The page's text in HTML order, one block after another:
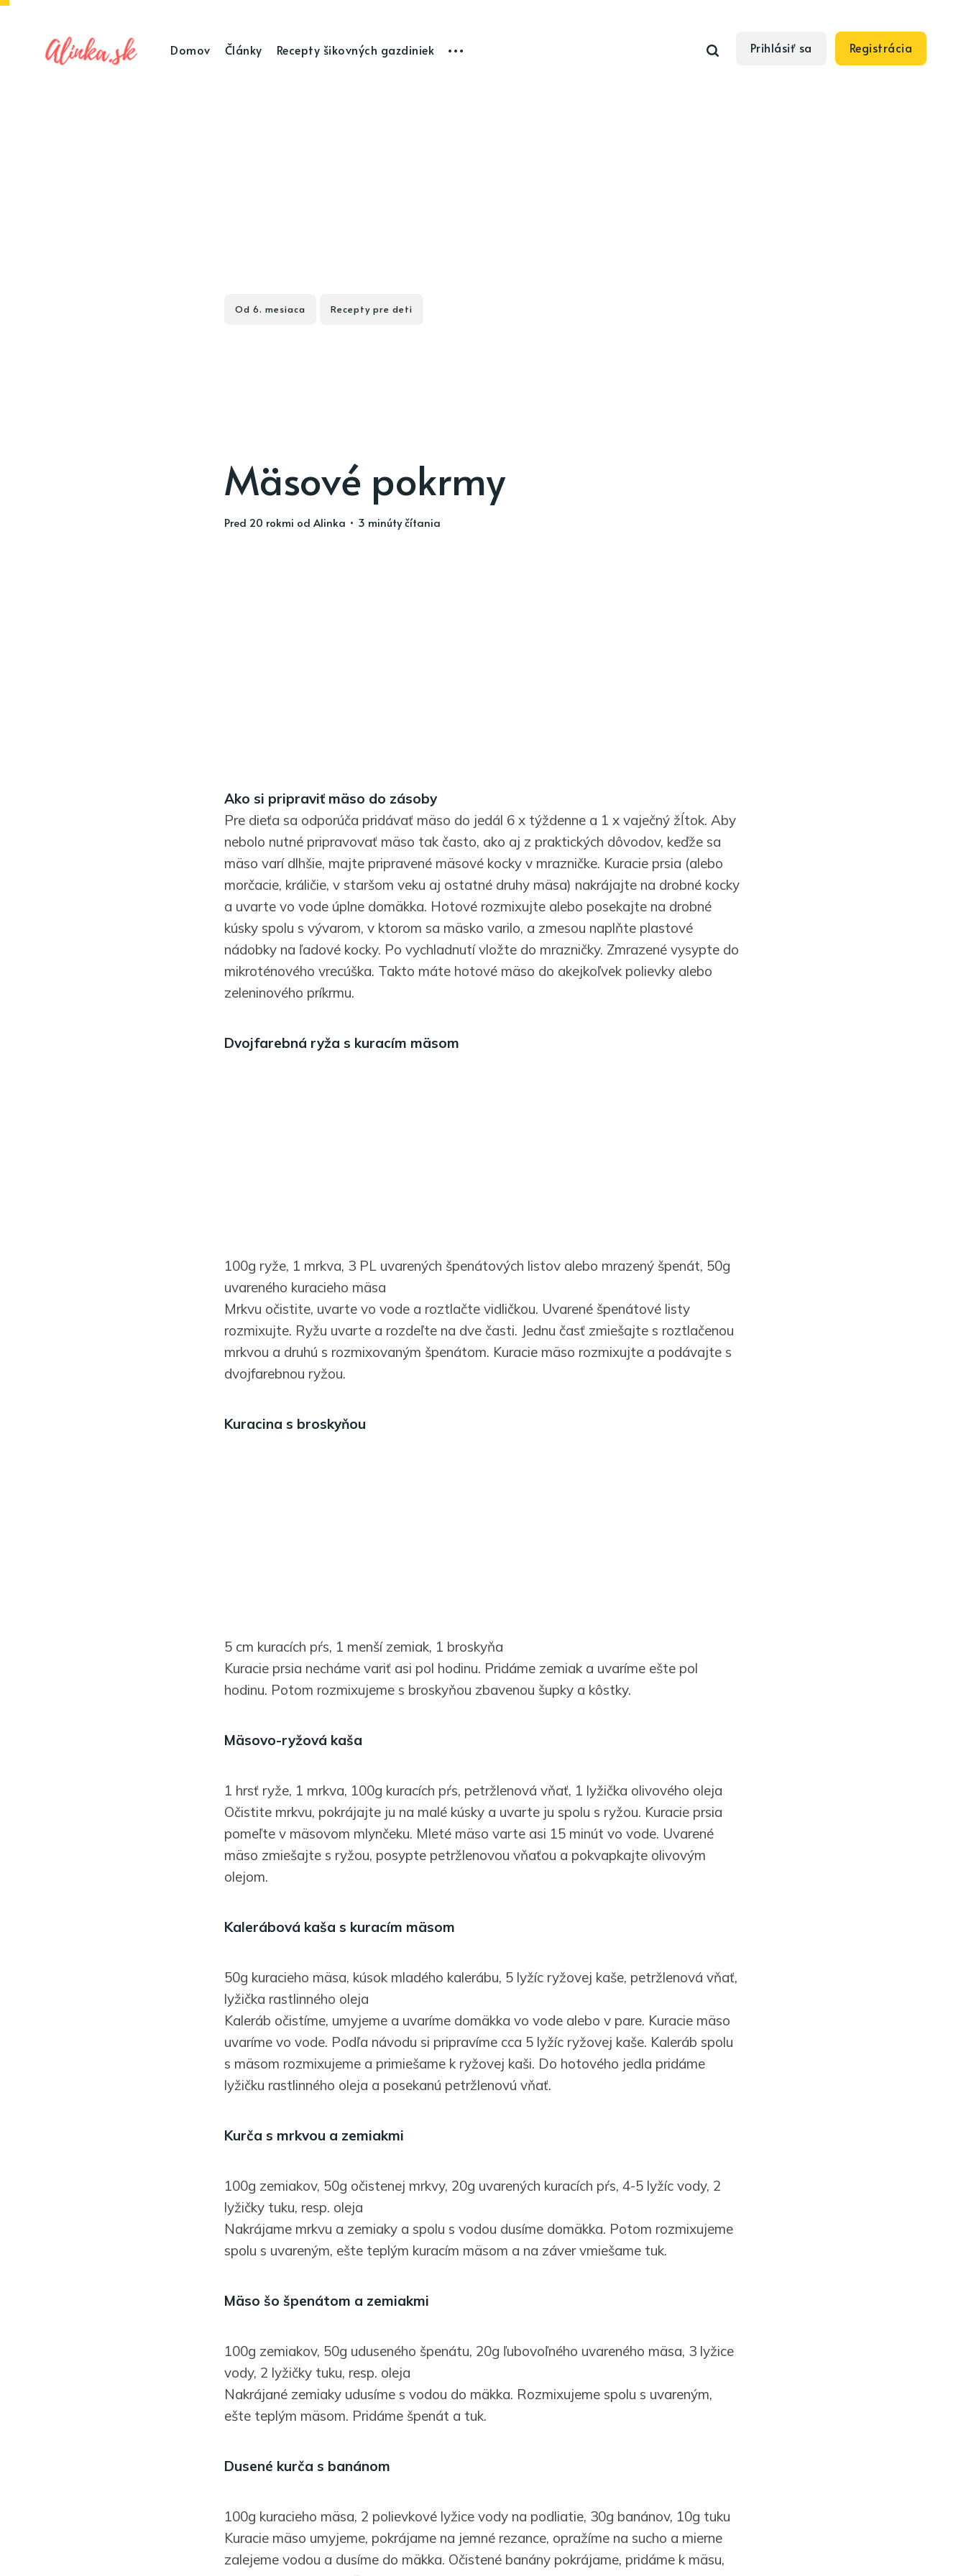
Domov Články Recepty šikovných gazdiniek Prihlásiť sa Registrácia
Od 6. mesiaca Recepty pre deti
Mäsové pokrmy
pred 20 rokmi od Alinka • 3 minúty čítania
Ako si pripraviť mäso do zásoby
Pre dieťa sa odporúča pridávať mäso do jedál 6 x týždenne a 1 x vaječný žĺtok. Aby
nebolo nutné pripravovať mäso tak často, ako aj z praktických dôvodov, keďže sa
mäso varí dlhšie, majte pripravené mäsové kocky v mrazničke. Kuracie prsia (alebo
morčacie, králičie, v staršom veku aj ostatné druhy mäsa) nakrájajte na drobné kocky
a uvarte vo vode úplne domäkka. Hotové rozmixujte alebo posekajte na drobné
kúsky spolu s vývarom, v ktorom sa mäsko varilo, a zmesou naplňte plastové
nádobky na ľadové kocky. Po vychladnutí vložte do mrazničky. Zmrazené vysypte do
mikroténového vrecúška. Takto máte hotové mäso do akejkoľvek polievky alebo
zeleninového príkrmu.
Dvojfarebná ryža s kuracím mäsom
100g ryže, 1 mrkva, 3 PL uvarených špenátových listov alebo mrazený špenát, 50g
uvareného kuracieho mäsa
Mrkvu očistite, uvarte vo vode a roztlačte vidličkou. Uvarené špenátové listy
rozmixujte. Ryžu uvarte a rozdeľte na dve časti. Jednu časť zmiešajte s roztlačenou
mrkvou a druhú s rozmixovaným špenátom. Kuracie mäso rozmixujte a podávajte s
dvojfarebnou ryžou.
Kuracina s broskyňou
5 cm kuracích pŕs, 1 menší zemiak, 1 broskyňa
Kuracie prsia necháme variť asi pol hodinu. Pridáme zemiak a uvaríme ešte pol
hodinu. Potom rozmixujeme s broskyňou zbavenou šupky a kôstky.
Mäsovo-ryžová kaša
1 hrsť ryže, 1 mrkva, 100g kuracích pŕs, petržlenová vňať, 1 lyžička olivového oleja
Očistite mrkvu, pokrájajte ju na malé kúsky a uvarte ju spolu s ryžou. Kuracie prsia
pomeľte v mäsovom mlynčeku. Mleté mäso varte asi 15 minút vo vode. Uvarené
mäso zmiešajte s ryžou, posypte petržlenovou vňaťou a pokvapkajte olivovým
olejom.
Kalerábová kaša s kuracím mäsom
50g kuracieho mäsa, kúsok mladého kalerábu, 5 lyžíc ryžovej kaše, petržlenová vňať,
lyžička rastlinného oleja
Kaleráb očistíme, umyjeme a uvaríme domäkka vo vode alebo v pare. Kuracie mäso
uvaríme vo vode. Podľa návodu si pripravíme cca 5 lyžíc ryžovej kaše. Kaleráb spolu
s mäsom rozmixujeme a primiešame k ryžovej kaši. Do hotového jedla pridáme
lyžičku rastlinného oleja a posekanú petržlenovú vňať.
Kurča s mrkvou a zemiakmi
100g zemiakov, 50g očistenej mrkvy, 20g uvarených kuracích pŕs, 4-5 lyžíc vody, 2
lyžičky tuku, resp. oleja
Nakrájame mrkvu a zemiaky a spolu s vodou dusíme domäkka. Potom rozmixujeme
spolu s uvareným, ešte teplým kuracím mäsom a na záver vmiešame tuk.
Mäso šo špenátom a zemiakmi
100g zemiakov, 50g uduseného špenátu, 20g ľubovoľného uvareného mäsa, 3 lyžice
vody, 2 lyžičky tuku, resp. oleja
Nakrájané zemiaky udusíme s vodou do mäkka. Rozmixujeme spolu s uvareným,
ešte teplým mäsom. Pridáme špenát a tuk.
Dusené kurča s banánom
100g kuracieho mäsa, 2 polievkové lyžice vody na podliatie, 30g banánov, 10g tuku
Kuracie mäso umyjeme, pokrájame na jemné rezance, opražíme na sucho a mierne
zalejeme vodou a dusíme do mäkka. Očistené banány pokrájame, pridáme k mäsu,